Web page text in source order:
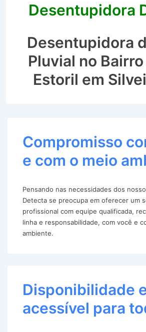
Desentupidora
Desentupidora
Pluvial no
Estoril em
Compromisso
e com o meio
Pensando nas necessidades dos
Detecta se preocupa em oferecer um
profissional com equipe qualificada,
linha e responsabilidade, com você e
ambiente.
Disponibilidade
acessível para